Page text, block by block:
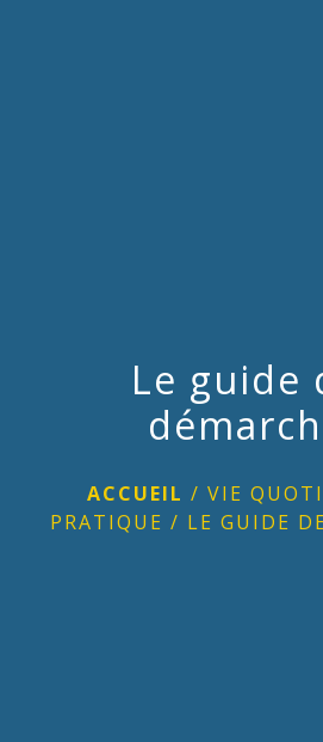
Le guide
ACCUEIL / VIE
PRATIQUE / LE GUIDE